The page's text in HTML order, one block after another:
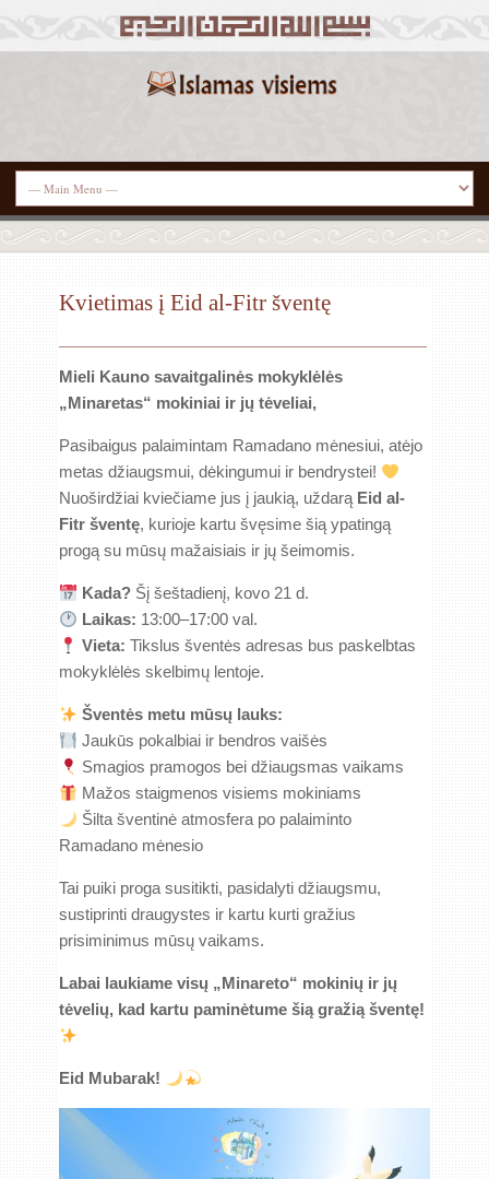
Kvietimas į Eid al-Fitr šventę
Mieli Kauno savaitgalinės mokyklėlės
„Minaretas“ mokiniai ir jų tėveliai,
Pasibaigus palaimintam Ramadano mėnesiui, atėjo
metas džiaugsmui, dėkingumui ir bendrystei!
Nuoširdžiai kviečiame jus į jaukią, uždarą Eid al-
Fitr šventę, kurioje kartu švęsime šią ypatingą
progą su mūsų mažaisiais ir jų šeimomis.
Kada? Šį šeštadienį, kovo 21 d.
Laikas: 13:00–17:00 val.
Vieta: Tikslus šventės adresas bus paskelbtas
mokyklėlės skelbimų lentoje.
Šventės metu mūsų lauks:
Jaukūs pokalbiai ir bendros vaišės
Smagios pramogos bei džiaugsmas vaikams
Mažos staigmenos visiems mokiniams
Šilta šventinė atmosfera po palaiminto
Ramadano mėnesio
Tai puiki proga susitikti, pasidalyti džiaugsmu,
sustiprinti draugystes ir kartu kurti gražius
prisiminimus mūsų vaikams.
Labai laukiame visų „Minareto“ mokinių ir jų
tėvelių, kad kartu paminėtume šią gražią šventę!
Eid Mubarak!